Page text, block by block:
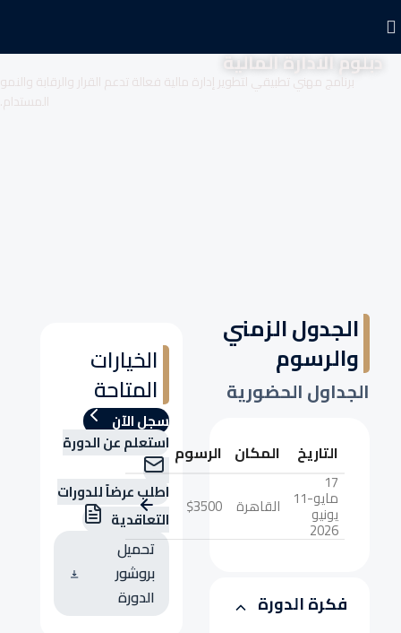
دبلوم الادارة المالية
برنامج مهني تطبيقي لتطوير إدارة مالية فعالة تدعم القرار والرقابة والنمو
المستدام.
الخيارات
المتاحة
سجل الآن
استعلم عن الدورة
اطلب عرضاً للدورات
التعاقدية
تحميل
بروشور
الدورة
الجدول الزمني
والرسوم
الجداول الحضورية
التاريخ المكان الرسوم
17
مايو-11
يونيو
2026
القاهرة $3500
فكرة الدورة